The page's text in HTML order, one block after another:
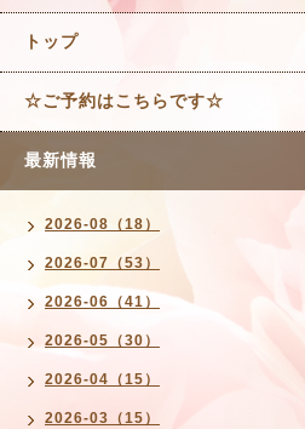
トップ
☆ご予約はこちらです☆
最新情報
2026-08（18）
2026-07（53）
2026-06（41）
2026-05（30）
2026-04（15）
2026-03（15）